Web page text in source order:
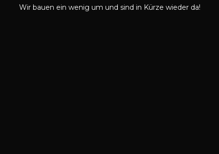
Wir bauen ein wenig um und sind in Kürze wieder da!